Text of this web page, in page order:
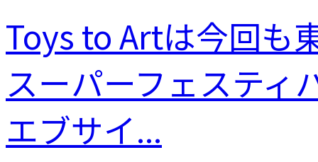
Toys to Artは今回も
スーパーフェスティ
エブサイ...